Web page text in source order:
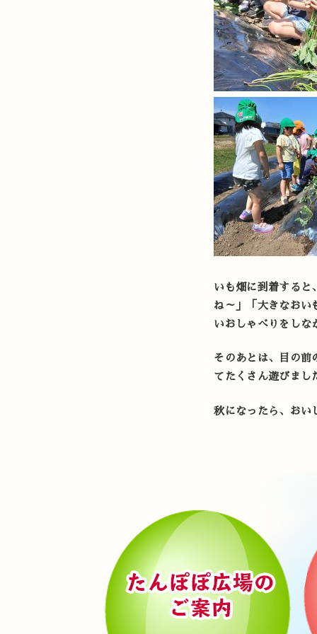
いも畑に到着すると
ね～」「大きなおい
いおしゃべりをしな
そのあとは、目の前
てたくさん遊びまし
秋になったら、おい